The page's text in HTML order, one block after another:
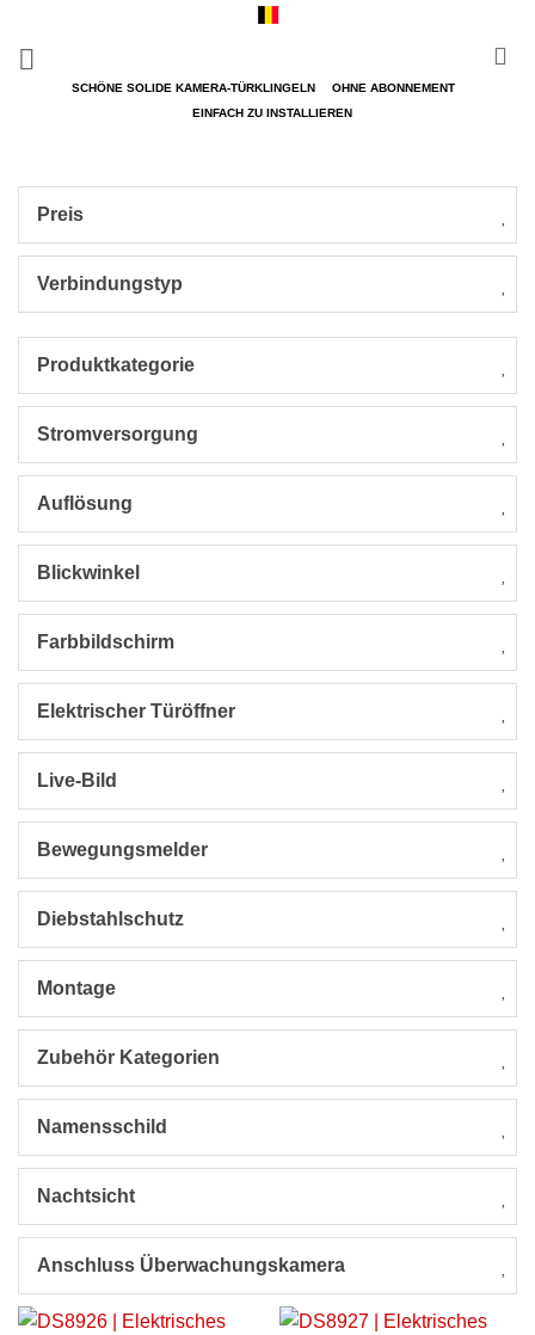
springen
SCHÖNE SOLIDE KAMERA-TÜRKLINGELN
OHNE ABONNEMENT
EINFACH ZU INSTALLIEREN
Preis
Verbindungstyp
Produktkategorie
Stromversorgung
Auflösung
Blickwinkel
Farbbildschirm
Elektrischer Türöffner
Live-Bild
Bewegungsmelder
Diebstahlschutz
Montage
Zubehör Kategorien
Namensschild
Nachtsicht
Anschluss Überwachungskamera